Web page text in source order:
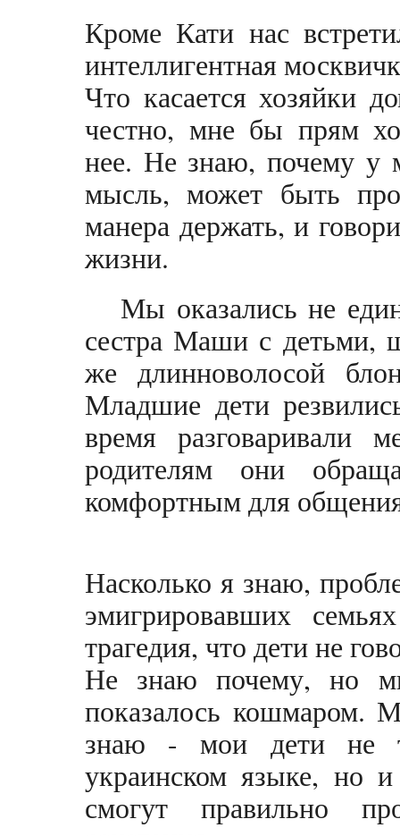
Кроме Кати нас
интеллигентная
Что касается хозяйки
честно, мне бы прям
нее. Не знаю, почему у
мысль, может быть
манера держать, и
жизни.
Мы оказались не
сестра Маши с детьми,
же длинноволосой
Младшие дети
время разговаривали
родителям они
комфортным для
Насколько я знаю,
эмигрировавших
трагедия, что дети не
Не знаю почему, но
показалось кошмаром.
знаю - мои дети не
украинском языке, но
смогут правильно